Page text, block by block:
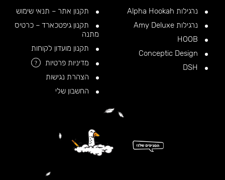
נרגילות Alpha Hookah
נרגילות Amy Deluxe
תקנון אתר – תנאי שימוש
תקנון גיפטכארד – כרטיס
מתנה
תקנון מועדון לקוחות
מדיניות פרטיות
?
הצהרת נגישות
החשבון שלי